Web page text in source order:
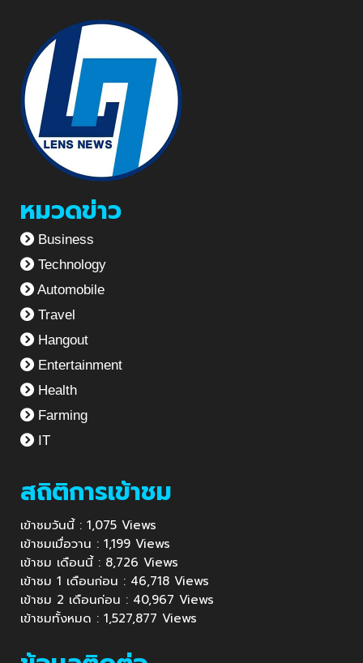
หมวดข่าว
Business
Technology
Automobile
Travel
Hangout
Entertainment
Health
Farming
IT
สถิติการเข้าชม
เข้าชมวันนี้ : 1,075 Views
เข้าชมเมื่อวาน : 1,199 Views
เข้าชม เดือนนี้ : 8,726 Views
เข้าชม 1 เดือนก่อน : 46,718 Views
เข้าชม 2 เดือนก่อน : 40,967 Views
เข้าชมทั้งหมด : 1,527,877 Views